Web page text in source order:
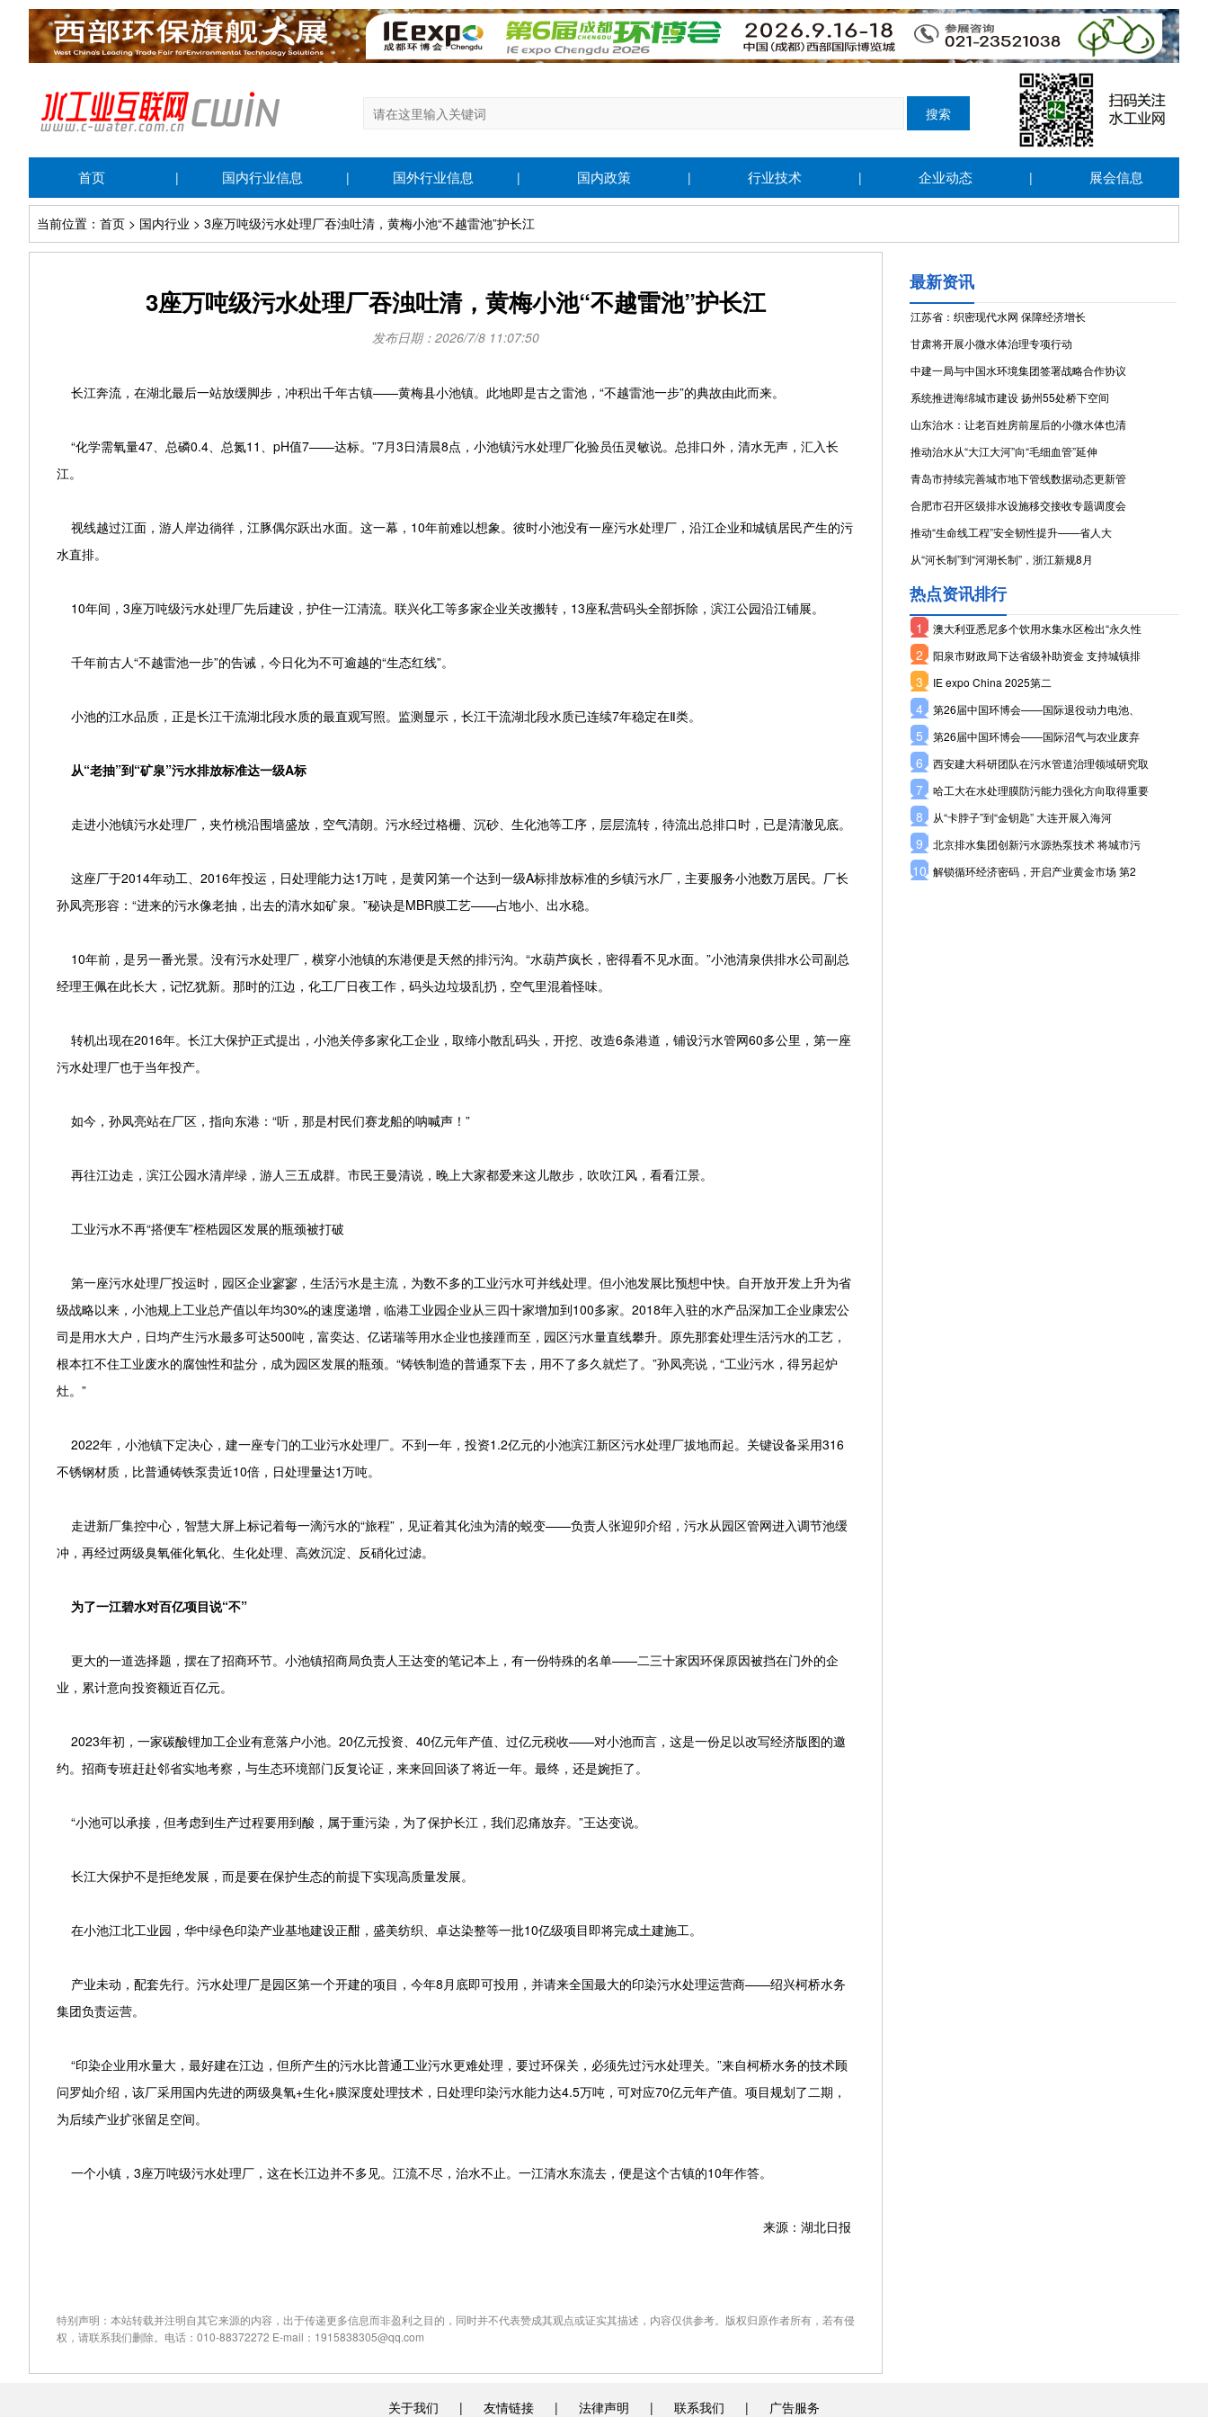
首页 | 国内行业信息 | 国外行业信息 | 国内政策 | 行业技术 | 企业动态 | 展会信息
当前位置：首页 > 国内行业 > 3座万吨级污水处理厂吞浊吐清，黄梅小池“不越雷池”护长江
3座万吨级污水处理厂吞浊吐清，黄梅小池“不越雷池”护长江
发布日期：2026/7/8 11:07:50
长江奔流，在湖北最后一站放缓脚步，冲积出千年古镇——黄梅县小池镇。此地即是古之雷池，“不越雷池一步”的典故由此而来。
“化学需氧量47、总磷0.4、总氮11、pH值7——达标。”7月3日清晨8点，小池镇污水处理厂化验员伍灵敏说。总排口外，清水无声，汇入长
江。
视线越过江面，游人岸边徜徉，江豚偶尔跃出水面。这一幕，10年前难以想象。彼时小池没有一座污水处理厂，沿江企业和城镇居民产生的污
水直排。
10年间，3座万吨级污水处理厂先后建设，护住一江清流。联兴化工等多家企业关改搬转，13座私营码头全部拆除，滨江公园沿江铺展。
千年前古人“不越雷池一步”的告诫，今日化为不可逾越的“生态红线”。
小池的江水品质，正是长江干流湖北段水质的最直观写照。监测显示，长江干流湖北段水质已连续7年稳定在Ⅱ类。
从“老抽”到“矿泉”污水排放标准达一级A标
走进小池镇污水处理厂，夹竹桃沿围墙盛放，空气清朗。污水经过格栅、沉砂、生化池等工序，层层流转，待流出总排口时，已是清澈见底。
这座厂于2014年动工、2016年投运，日处理能力达1万吨，是黄冈第一个达到一级A标排放标准的乡镇污水厂，主要服务小池数万居民。厂长
孙凤亮形容：“进来的污水像老抽，出去的清水如矿泉。”秘诀是MBR膜工艺——占地小、出水稳。
10年前，是另一番光景。没有污水处理厂，横穿小池镇的东港便是天然的排污沟。“水葫芦疯长，密得看不见水面。”小池清泉供排水公司副总
经理王佩在此长大，记忆犹新。那时的江边，化工厂日夜工作，码头边垃圾乱扔，空气里混着怪味。
转机出现在2016年。长江大保护正式提出，小池关停多家化工企业，取缔小散乱码头，开挖、改造6条港道，铺设污水管网60多公里，第一座
污水处理厂也于当年投产。
如今，孙凤亮站在厂区，指向东港：“听，那是村民们赛龙船的呐喊声！”
再往江边走，滨江公园水清岸绿，游人三五成群。市民王曼清说，晚上大家都爱来这儿散步，吹吹江风，看看江景。
工业污水不再“搭便车”桎梏园区发展的瓶颈被打破
第一座污水处理厂投运时，园区企业寥寥，生活污水是主流，为数不多的工业污水可并线处理。但小池发展比预想中快。自开放开发上升为省
级战略以来，小池规上工业总产值以年均30%的速度递增，临港工业园企业从三四十家增加到100多家。2018年入驻的水产品深加工企业康宏公
司是用水大户，日均产生污水最多可达500吨，富奕达、亿诺瑞等用水企业也接踵而至，园区污水量直线攀升。原先那套处理生活污水的工艺，
根本扛不住工业废水的腐蚀性和盐分，成为园区发展的瓶颈。“铸铁制造的普通泵下去，用不了多久就烂了。”孙凤亮说，“工业污水，得另起炉
灶。”
2022年，小池镇下定决心，建一座专门的工业污水处理厂。不到一年，投资1.2亿元的小池滨江新区污水处理厂拔地而起。关键设备采用316
不锈钢材质，比普通铸铁泵贵近10倍，日处理量达1万吨。
走进新厂集控中心，智慧大屏上标记着每一滴污水的“旅程”，见证着其化浊为清的蜕变——负责人张迎卯介绍，污水从园区管网进入调节池缓
冲，再经过两级臭氧催化氧化、生化处理、高效沉淀、反硝化过滤。
为了一江碧水对百亿项目说“不”
更大的一道选择题，摆在了招商环节。小池镇招商局负责人王达变的笔记本上，有一份特殊的名单——二三十家因环保原因被挡在门外的企
业，累计意向投资额近百亿元。
2023年初，一家碳酸锂加工企业有意落户小池。20亿元投资、40亿元年产值、过亿元税收——对小池而言，这是一份足以改写经济版图的邀
约。招商专班赶赴邻省实地考察，与生态环境部门反复论证，来来回回谈了将近一年。最终，还是婉拒了。
“小池可以承接，但考虑到生产过程要用到酸，属于重污染，为了保护长江，我们忍痛放弃。”王达变说。
长江大保护不是拒绝发展，而是要在保护生态的前提下实现高质量发展。
在小池江北工业园，华中绿色印染产业基地建设正酣，盛美纺织、卓达染整等一批10亿级项目即将完成土建施工。
产业未动，配套先行。污水处理厂是园区第一个开建的项目，今年8月底即可投用，并请来全国最大的印染污水处理运营商——绍兴柯桥水务
集团负责运营。
“印染企业用水量大，最好建在江边，但所产生的污水比普通工业污水更难处理，要过环保关，必须先过污水处理关。”来自柯桥水务的技术顾
问罗灿介绍，该厂采用国内先进的两级臭氧+生化+膜深度处理技术，日处理印染污水能力达4.5万吨，可对应70亿元年产值。项目规划了二期，
为后续产业扩张留足空间。
一个小镇，3座万吨级污水处理厂，这在长江边并不多见。江流不尽，治水不止。一江清水东流去，便是这个古镇的10年作答。
来源：湖北日报
特别声明：本站转载并注明自其它来源的内容，出于传递更多信息而非盈利之目的，同时并不代表赞成其观点或证实其描述，内容仅供参考。版权归原作者所有，若有侵
权，请联系我们删除。电话：010-88372272 E-mail：1915838305@qq.com
最新资讯
江苏省：织密现代水网 保障经济增长
甘肃将开展小微水体治理专项行动
中建一局与中国水环境集团签署战略合作协议
系统推进海绵城市建设 扬州55处桥下空间
山东治水：让老百姓房前屋后的小微水体也清
推动治水从“大江大河”向“毛细血管”延伸
青岛市持续完善城市地下管线数据动态更新管
合肥市召开区级排水设施移交接收专题调度会
推动“生命线工程”安全韧性提升——省人大
从“河长制”到“河湖长制”，浙江新规8月
热点资讯排行
1 澳大利亚悉尼多个饮用水集水区检出“永久性
2 阳泉市财政局下达省级补助资金 支持城镇排
3 IE expo China 2025第二
4 第26届中国环博会——国际退役动力电池、
5 第26届中国环博会——国际沼气与农业废弃
6 西安建大科研团队在污水管道治理领域研究取
7 哈工大在水处理膜防污能力强化方向取得重要
8 从“卡脖子”到“金钥匙” 大连开展入海河
9 北京排水集团创新污水源热泵技术 将城市污
10 解锁循环经济密码，开启产业黄金市场 第2
关于我们 | 友情链接 | 法律声明 | 联系我们 | 广告服务